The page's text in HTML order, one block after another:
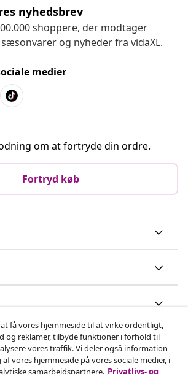
nyhedsbrev
shoppere, der modtager
og nyheder fra vidaXL.
medier
om at fortryde din ordre.
Fortryd køb
få vores hjemmeside til at virke ordentligt,
og reklamer, tilbyde funktioner i forhold til
vores traffik. Vi deler også information
vores hjemmeside på vores sociale medier, i
samarbejdspartnere. Privatlivs- og